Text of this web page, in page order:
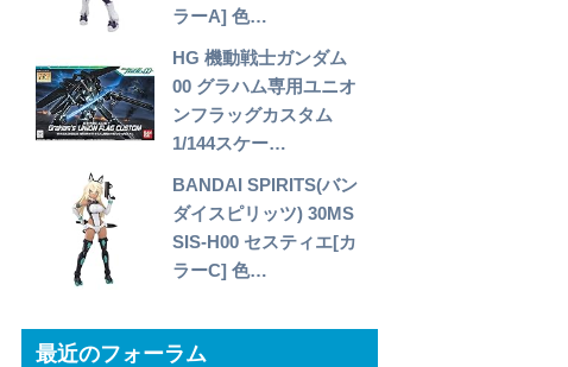
ラーA] 色…
HG 機動戦士ガンダム
00 グラハム専用ユニオ
ンフラッグカスタム
1/144スケー…
BANDAI SPIRITS(バン
ダイスピリッツ) 30MS
SIS-H00 セスティエ[カ
ラーC] 色…
最近のフォーラム